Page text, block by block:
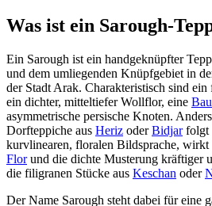
Was ist ein Sarough-
Ein Sarough ist ein handgeknüpfter
und dem umliegenden Knüpfgebiet in
der Stadt Arak. Charakteristisch sind ein
ein dichter, mitteltiefer Wollflor, eine
asymmetrische persische Knoten.
Dorfteppiche aus Heriz oderBidjarfolgt
kurvlinearen, floralen Bildsprache, wirkt
Florund die dichte Musterung kräftiger
die filigranen Stücke aus Keschan oder
Der Name Sarough steht dabei für eine